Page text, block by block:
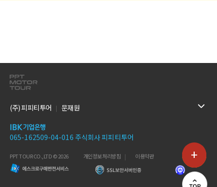
(주) 피피티투어 문재원
065-162509-04-016 주식회사 피피티투어
PPT TOUR CO.,LTD © 2026 개인정보 처리방침 이용약관 +